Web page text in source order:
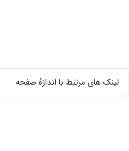
لینک های مرتبط با اندازهٔ صفحه